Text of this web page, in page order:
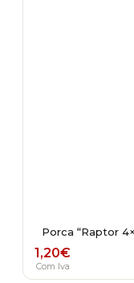
Porca “Raptor
1,20€
Com Iva